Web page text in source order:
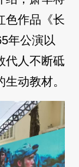
色作品《长
年公演以
代人不断砥
动教材。